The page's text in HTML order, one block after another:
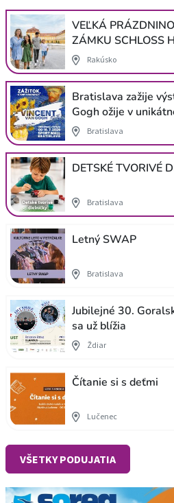
VEĽKÁ
ZÁMKU SCHLOSS
Rakúsko
Bratislava zažije
Gogh ožije v
Bratislava
DETSKÉ TVORIVÉ
Bratislava
Letný SWAP
Bratislava
Jubilejné 30.
sa už blížia
Ždiar
Čítanie si s deťmi
Lučenec
VŠETKY PODUJATIA